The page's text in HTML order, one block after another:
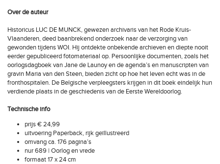
Over de auteur
Historicus LUC DE MUNCK, gewezen archivaris van het Rode Kruis-
Vlaanderen, deed baanbrekend onderzoek naar de verzorging van
gewonden tijdens WOI. Hij ontdekte onbekende archieven en diepte nooit
eerder gepubliceerd fotomateriaal op. Persoonlijke documenten, zoals het
oorlogsdagboek van Jane de Launoy en de agenda’s en manuscripten van
gravin Maria van den Steen, bieden zicht op hoe het leven echt was in de
fronthospitalen. De Belgische verpleegsters krijgen in dit boek eindelijk hun
verdiende plaats in de geschiedenis van de Eerste Wereldoorlog.
Technische info
prijs € 24,99
uitvoering Paperback, rijk geïllustreerd
omvang ca. 176 pagina’s
nur 689 | Oorlog en vrede
formaat 17 x 24 cm